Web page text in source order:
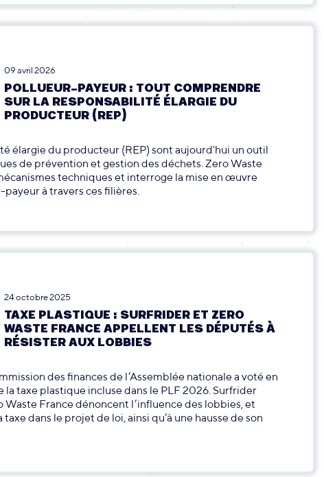
09 avril 2026
POLLUEUR-PAYEUR : TOUT COMPRENDRE
SUR LA RESPONSABILITÉ ÉLARGIE DU
PRODUCTEUR (REP)
élargie du producteur (REP) sont aujourd'hui un outil
de prévention et gestion des déchets. Zero Waste
techniques et interroge la mise en œuvre
à travers ces filières.
24 octobre 2025
TAXE PLASTIQUE : SURFRIDER ET ZERO
WASTE FRANCE APPELLENT LES DÉPUTÉS À
RÉSISTER AUX LOBBIES
des finances de l’Assemblée nationale a voté en
la taxe plastique incluse dans le PLF 2026. Surfrider
France dénoncent l’influence des lobbies, et
dans le projet de loi, ainsi qu’à une hausse de son